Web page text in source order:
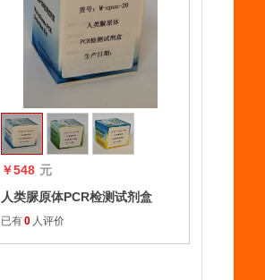
￥548 元
人类脲原体PCR检测试剂盒
已有0 人评价